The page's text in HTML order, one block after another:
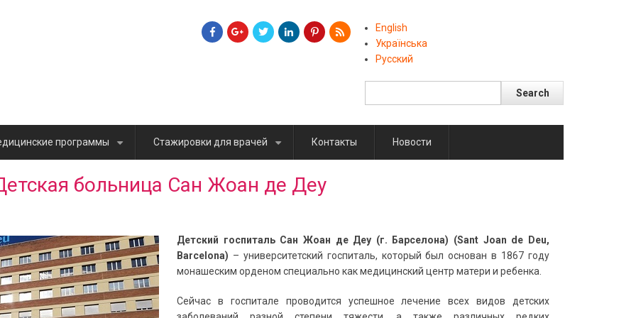
English
Українська
Русский
Поиск
программы Стажировки для врачей Контакты Новости
больница Сан Жоан де Деу
Детский госпиталь Сан Жоан де Деу (г. Барселона) (Sant Joan de Deu,
Barcelona) – университетский госпиталь, который был основан в 1867 году
монашеским орденом специально какмедицинский центр матери и ребенка
Сейчас в госпитале проводится успешное лечение всех видов детских